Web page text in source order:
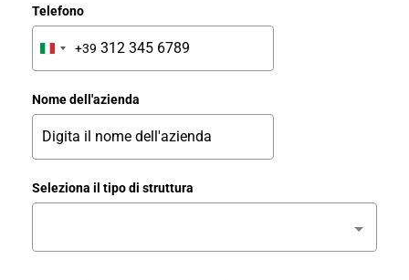
Telefono
Italy
+39
+39
Nome dell'azienda
Seleziona il tipo di struttura